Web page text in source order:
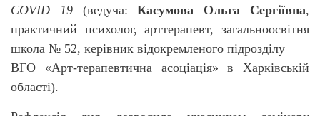
COVID 19(ведуча:Касумова Ольга Сергіївна,
практичний психолог, арттерапевт, загальноосвітня
школа № 52, керівник відокремленого підрозділу
ВГО «Арт-терапевтична асоціація» в Харківській
області).